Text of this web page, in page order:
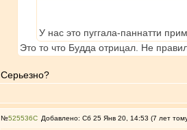
У нас это пуггала-паннатти
Это то что Будда отрицал. Не
Серьезно?
№525536 Добавлено: Сб 25 Янв 20, 14:53 (7 лет